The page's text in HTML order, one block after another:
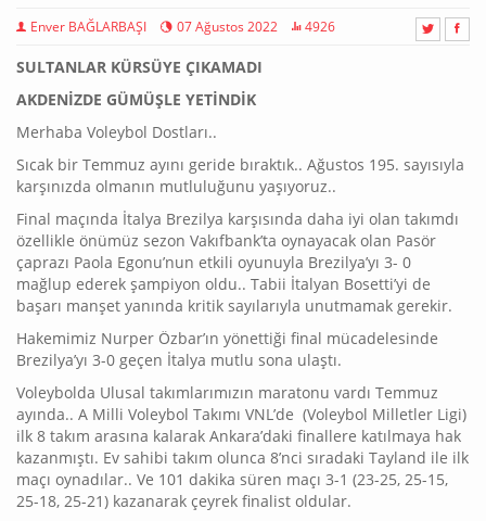
Enver BAĞLARBAŞI 07 Ağustos 2022 4926
SULTANLAR KÜRSÜYE ÇIKAMADI
AKDENİZDE GÜMÜŞLE YETİNDİK
Merhaba Voleybol Dostları..
Sıcak bir Temmuz ayını geride bıraktık.. Ağustos 195. sayısıyla
karşınızda olmanın mutluluğunu yaşıyoruz..
Final maçında İtalya Brezilya karşısında daha iyi olan takımdı
özellikle önümüz sezon Vakıfbank’ta oynayacak olan Pasör
çaprazı Paola Egonu’nun etkili oyunuyla Brezilya’yı 3- 0
mağlup ederek şampiyon oldu.. Tabii İtalyan Bosetti’yi de
başarı manşet yanında kritik sayılarıyla unutmamak gerekir.
Hakemimiz Nurper Özbar’ın yönettiği final mücadelesinde
Brezilya’yı 3-0 geçen İtalya mutlu sona ulaştı.
Voleybolda Ulusal takımlarımızın maratonu vardı Temmuz
ayında.. A Milli Voleybol Takımı VNL’de (Voleybol Milletler Ligi)
ilk 8 takım arasına kalarak Ankara’daki finallere katılmaya hak
kazanmıştı. Ev sahibi takım olunca 8’nci sıradaki Tayland ile ilk
maçı oynadılar.. Ve 101 dakika süren maçı 3-1 (23-25, 25-15,
25-18, 25-21) kazanarak çeyrek finalist oldular.